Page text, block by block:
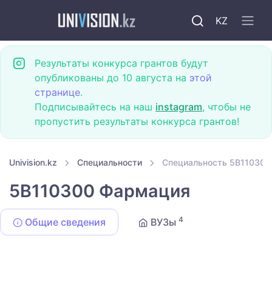
KZ
Результаты конкурса грантов будут
опубликованы до 10 августа на этой
странице.
Подписывайтесь на наш instagram, чтобы не
пропустить результаты конкурса грантов!
Univision.kz Специальности Специальность
5B110300 Фармация
Общие сведения ВУЗы 4